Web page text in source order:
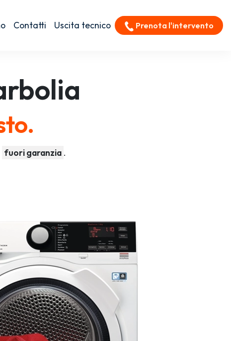
Contatti Uscita tecnico Prenota l'intervento
fuori garanzia .